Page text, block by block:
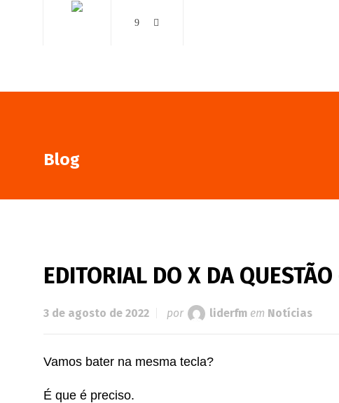
Blog
EDITORIAL DO X DA
3 de agosto de 2022 por liderfm em Notícias
Vamos bater na mesma tecla?
É que é preciso.